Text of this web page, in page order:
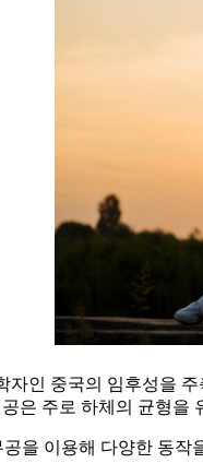
자인 중국의 임후성을
은 주로 하체의 균형
공을 이용해 다양한 동